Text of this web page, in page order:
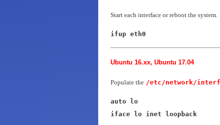
Start each interface or reboot the system.
ifup eth0
Ubuntu 16.xx, Ubuntu 17.04
Populate the /etc/network/
auto lo
iface lo inet loopback